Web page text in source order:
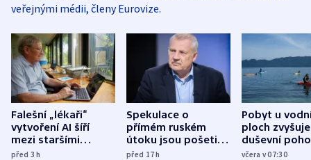
veřejnými médii, členy Eurovize.
Falešní „lékaři“
vytvoření AI šíří
mezi staršími
Poláky nebezpečné
před 3h
Spekulace o
přímém ruském
útoku jsou pošetilé,
míní estonský
před 17h
Pobyt u
ploch zvyšuje
duševní
ukázala
včera v 07:30